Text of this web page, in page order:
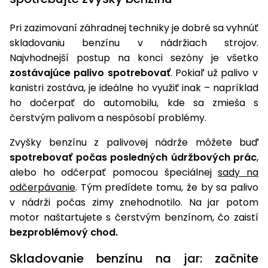
Pri zazimovaní záhradnej techniky je dobré sa vyhnúť
skladovaniu benzínu v nádržiach strojov.
Najvhodnejší postup na konci sezóny je všetko
zostávajúce palivo spotrebovať. Pokiaľ už palivo v
kanistri zostáva, je ideálne ho využiť inak – napríklad
ho dočerpať do automobilu, kde sa zmieša s
čerstvým palivom a nespôsobí problémy.
Zvyšky benzínu z palivovej nádrže môžete buď
spotrebovať počas posledných údržbových prác,
alebo ho odčerpať pomocou špeciálnejsady na
odčerpávanie. Tým predídete tomu, že by sa palivo
v nádrži počas zimy znehodnotilo. Na jar potom
motor naštartujete s čerstvým benzínom, čo zaistí
bezproblémový chod.
Skladovanie benzínu na jar: začnite